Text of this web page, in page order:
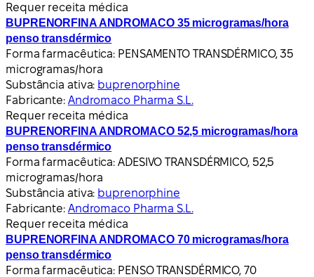
Requer receita médica
BUPRENORFINA ANDROMACO 35 microgramas/hora
penso transdérmico
Forma farmacêutica: PENSAMENTO TRANSDÉRMICO, 35
microgramas/hora
Substância ativa: buprenorphine
Fabricante: Andromaco Pharma S.L.
Requer receita médica
BUPRENORFINA ANDROMACO 52,5 microgramas/hora
penso transdérmico
Forma farmacêutica: ADESIVO TRANSDÉRMICO, 52,5
microgramas/hora
Substância ativa: buprenorphine
Fabricante: Andromaco Pharma S.L.
Requer receita médica
BUPRENORFINA ANDROMACO 70 microgramas/hora
penso transdérmico
Forma farmacêutica: PENSO TRANSDÉRMICO, 70